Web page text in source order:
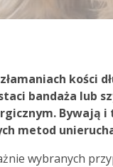
kości
bandaża lub
Bywają
metod
wybranych